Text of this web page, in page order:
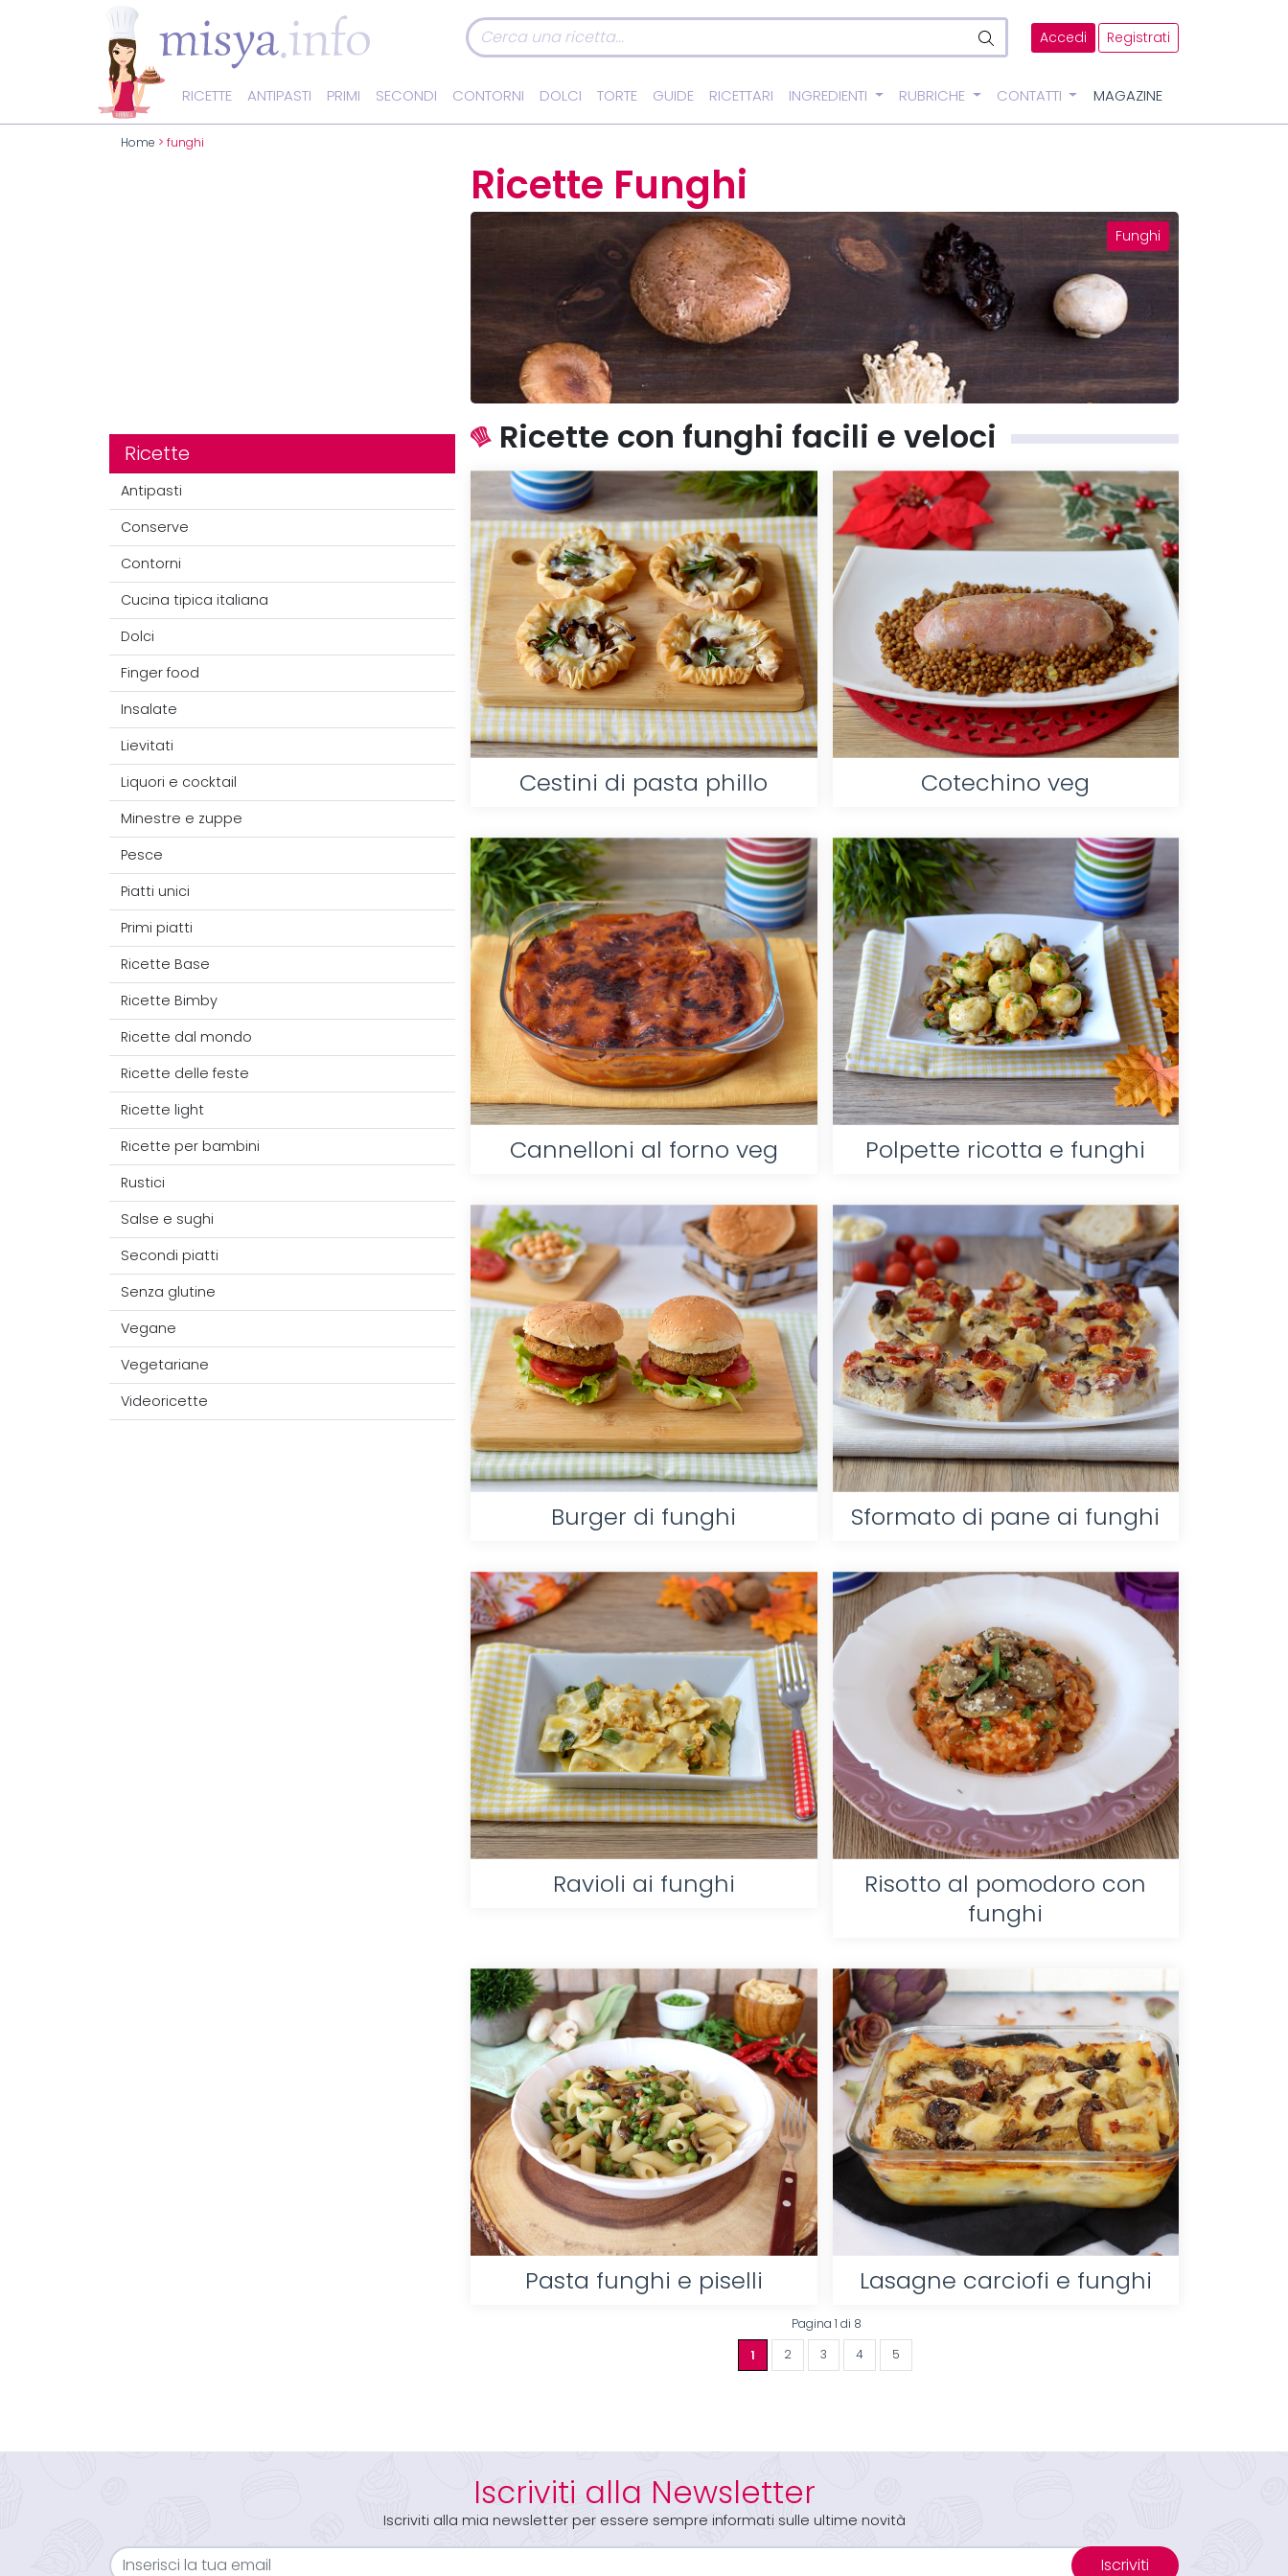
Accedi Registrati
RICETTE ANTIPASTI PRIMI SECONDI CONTORNI DOLCI TORTE GUIDE RICETTARI INGREDIENTI RUBRICHE CONTATTI MAGAZINE
Home > funghi
Ricette
Antipasti
Conserve
Contorni
Cucina tipica italiana
Dolci
Finger food
Insalate
Lievitati
Liquori e cocktail
Minestre e zuppe
Pesce
Piatti unici
Primi piatti
Ricette Base
Ricette Bimby
Ricette dal mondo
Ricette delle feste
Ricette light
Ricette per bambini
Rustici
Salse e sughi
Secondi piatti
Senza glutine
Vegane
Vegetariane
Videoricette
Ricette Funghi
Funghi
Ricette con funghi facili e veloci
Cestini di pasta phillo Cotechino veg
Cannelloni al forno veg Polpette ricotta e funghi
Burger di funghi Sformato di pane ai funghi
Ravioli ai funghi
Risotto al pomodoro con
funghi
Pasta funghi e piselli Lasagne carciofi e funghi
Pagina 1 di 8
1 2 3 4 5
Iscriviti alla Newsletter
Iscriviti alla mia newsletter per essere sempre informati sulle ultime novità
Iscriviti